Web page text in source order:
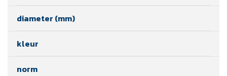
diameter (mm)
kleur
norm